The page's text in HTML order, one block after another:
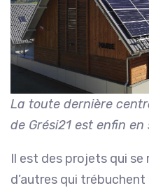
La toute dernière
de Grési21 est enfin en
Il est des projets qui
d’autres qui